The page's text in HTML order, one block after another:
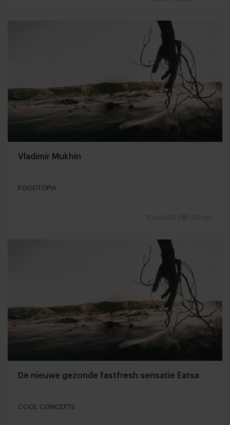
Vladimir Mukhin
FOODTOPIA
12 juli 2016 | 1:05 min
De nieuwe gezonde fastfresh sensatie Eatsa
COOL CONCEPTS